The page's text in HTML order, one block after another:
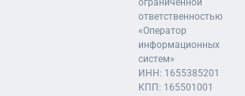
ограниченной
ответственностью
«Оператор
информационных
систем»
ИНН: 1655385201
КПП: 165501001